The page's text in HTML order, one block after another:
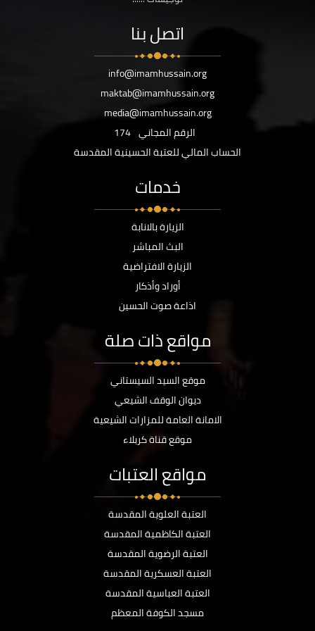
اتصل بنا
info@imamhussain.org
maktab@imamhussain.org
media@imamhussain.org
الرقم المجاني 174
الحساب المالي للعتبة الحسينية المقدسة
خدمات
الزيارة بالانابة
البث المباشر
الزيارة الافتراضية
أوراد وأذكار
اذاعة صوت الحسين
مواقع ذات صلة
موقع السيد السيستاني
ديوان الوقف الشيعي
الامانة العامة للمزارات الشيعية
موقع قناة كربلاء
مواقع العتبات
العتبة العلوية المقدسة
العتبة الكاظمية المقدسة
العتبة الرضوية المقدسة
العتبة العسكرية المقدسة
العتبة العباسية المقدسة
مسجد الكوفة المعظم